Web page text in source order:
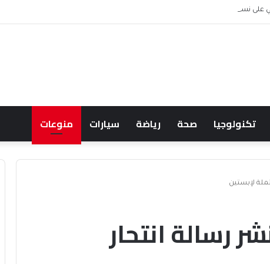
نسخ ويندوز المقرصنة بشريحة أمنية
تكنولوجيا صحة رياضة سيارات منوعات
لإبستين
رسالة انتحار